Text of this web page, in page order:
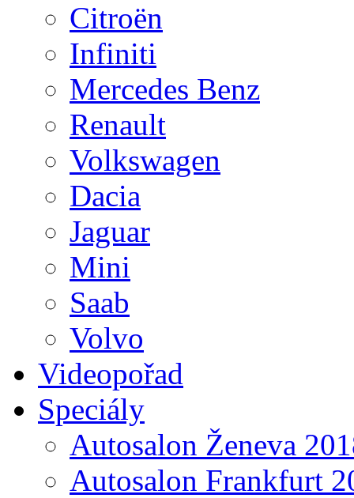
Citroën
Infiniti
Mercedes Benz
Renault
Volkswagen
Dacia
Jaguar
Mini
Saab
Volvo
Videopořad
Speciály
Autosalon Ženeva
Autosalon Frankfurt